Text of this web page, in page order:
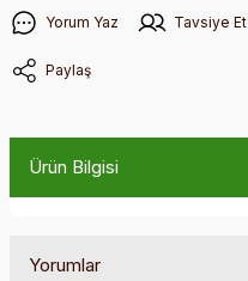
Yorum Yaz Tavsiye Et
Paylaş
Ürün Bilgisi
Yorumlar